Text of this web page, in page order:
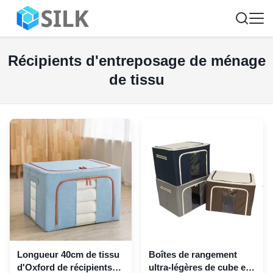
Récipients d'entreposage de ménage
de tissu
Longueur 40cm de tissu
d'Oxford de récipients
Boîtes de rangement
ultra-légères de cube en